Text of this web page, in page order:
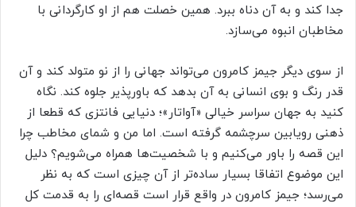
جدا کند و به آن دناه ببرد. همین خصلت هم از او کارگردانی با
مخاطبان انبوه می‌سازد.
از سوی دیگر جیمز کامرون می‌تواند جهانی را از نو متولد کند و آن
قدر رنگ و بوی انسانی به آن بدهد که باورپذیر جلوه کند. نگاه
کنید به جهان سراسر خیالی «آواتار»؛ دنیایی فانتزی که قطعا از
ذهنی رویابین سرچشمه گرفته است. اما من و شمای مخاطب چرا
این قصه را باور می‌کنیم و با شخصیت‌ها همراه می‌شویم؟ دلیل
این موضوع اتفاقا بسیار ساده‌تر از آن چیزی است که به نظر
می‌رسد؛ جیمز کامرون در واقع قرار است قصه‌ای را به قدمت کل